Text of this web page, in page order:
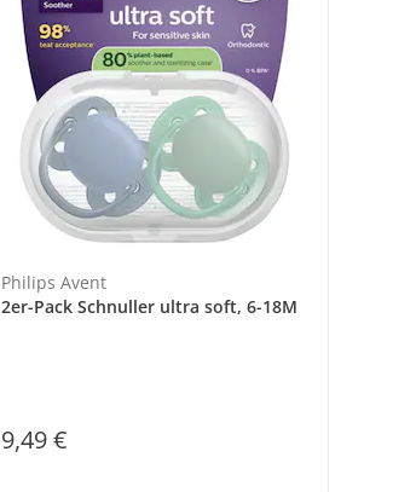
Philips Avent
2er-Pack Schnuller ultra soft, 6-18M
9,49 €